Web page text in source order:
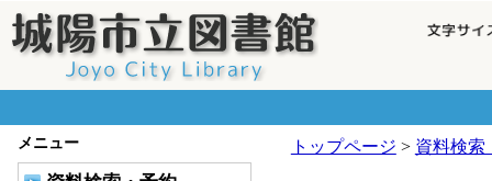
トップページ > 資料検索
メニュー